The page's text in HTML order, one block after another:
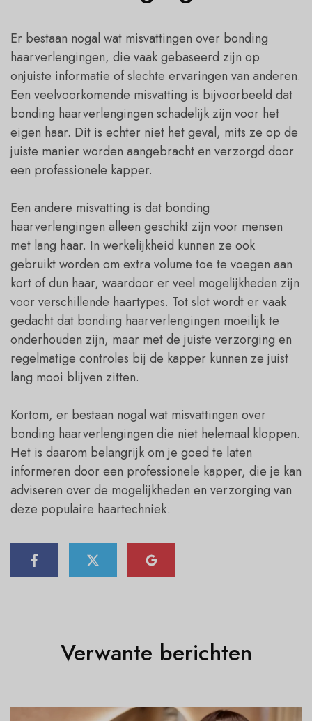
Er bestaan nogal wat misvattingen over bonding
haarverlengingen, die vaak gebaseerd zijn op
onjuiste informatie of slechte ervaringen van anderen.
Een veelvoorkomende misvatting is bijvoorbeeld dat
bonding haarverlengingen schadelijk zijn voor het
eigen haar. Dit is echter niet het geval, mits ze op de
juiste manier worden aangebracht en verzorgd door
een professionele kapper.
Een andere misvatting is dat bonding
haarverlengingen alleen geschikt zijn voor mensen
met lang haar. In werkelijkheid kunnen ze ook
gebruikt worden om extra volume toe te voegen aan
kort of dun haar, waardoor er veel mogelijkheden zijn
voor verschillende haartypes. Tot slot wordt er vaak
gedacht dat bonding haarverlengingen moeilijk te
onderhouden zijn, maar met de juiste verzorging en
regelmatige controles bij de kapper kunnen ze juist
lang mooi blijven zitten.
Kortom, er bestaan nogal wat misvattingen over
bonding haarverlengingen die niet helemaal kloppen.
Het is daarom belangrijk om je goed te laten
informeren door een professionele kapper, die je kan
adviseren over de mogelijkheden en verzorging van
deze populaire haartechniek.
Verwante berichten